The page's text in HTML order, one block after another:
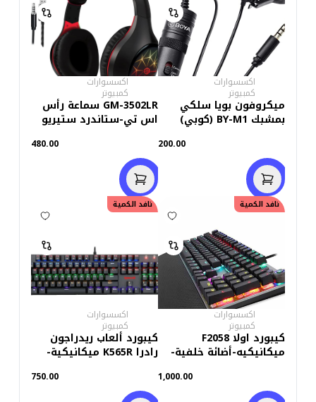
اكسسوارات
كمبيوتر
ميكروفون بويا سلكي
بمشبك BY-M1 (كوبي)
200.00
اكسسوارات
كمبيوتر
GM-3502LR سماعة رأس
اس تي-ستاندرد ستيريو
480.00
نافد الكمية
اكسسوارات
كمبيوتر
كيبورد اولا F2058
ميكانيكيه-أضائة خلفية-
1,000.00
نافد الكمية
اكسسوارات
كمبيوتر
كيبورد ألعاب ريدراجون
رادرا K565R ميكانيكية-
750.00